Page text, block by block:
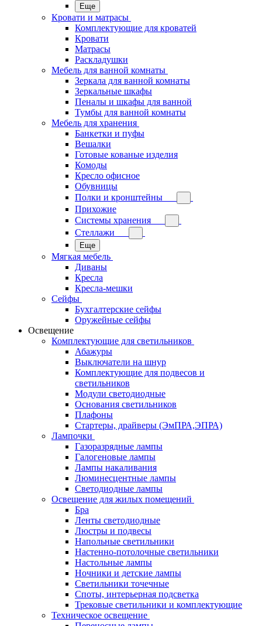
Еще
Кровати и матрасы
Комплектующие для кроватей
Кровати
Матрасы
Раскладушки
Мебель для ванной комнаты
Зеркала для ванной комнаты
Зеркальные шкафы
Пеналы и шкафы для ванной
Тумбы для ванной комнаты
Мебель для хранения
Банкетки и пуфы
Вешалки
Готовые кованые изделия
Комоды
Кресло офисное
Обувницы
Полки и кронштейны
Прихожие
Системы хранения
Стеллажи
Еще
Мягкая мебель
Диваны
Кресла
Кресла-мешки
Сейфы
Бухгалтерские сейфы
Оружейные сейфы
Освещение
Комплектующие для светильников
Абажуры
Выключатели на шнур
Комплектующие для подвесов и
светильников
Модули светодиодные
Основания светильников
Плафоны
Стартеры, драйверы (ЭмПРА,ЭПРА)
Лампочки
Газоразрядные лампы
Галогеновые лампы
Лампы накаливания
Люминесцентные лампы
Светодиодные лампы
Освещение для жилых помещений
Бра
Ленты светодиодные
Люстры и подвесы
Напольные светильники
Настенно-потолочные светильники
Настольные лампы
Ночники и детские лампы
Светильники точечные
Споты, интерьерная подсветка
Трековые светильники и комплектующие
Техническое освещение